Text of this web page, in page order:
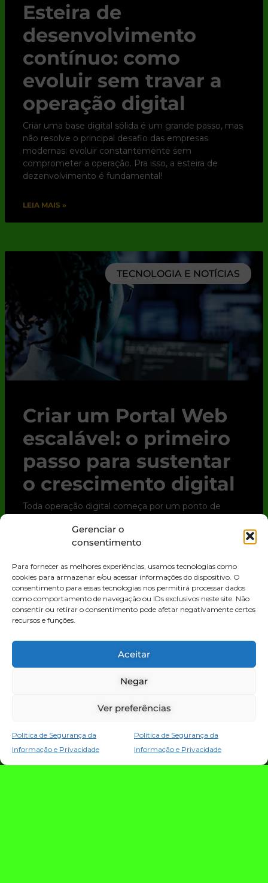
Gerenciar o
consentimento
Para fornecer as melhores experiências, usamos tecnologias como
cookies para armazenar e/ou acessar informações do dispositivo. O
consentimento para essas tecnologias nos permitirá processar dados
como comportamento de navegação ou IDs exclusivos neste site. Não
consentir ou retirar o consentimento pode afetar negativamente certos
recursos e funções.
Aceitar
Negar
Ver preferências
Política de Segurança da
Informação e Privacidade
Política de Segurança da
Informação e Privacidade
Esteira de
desenvolvimento
contínuo: como
evoluir sem travar a
operação digital
Criar uma base digital sólida é um grande passo, mas
não resolve o principal desafio das empresas
modernas: evoluir constantemente sem
comprometer a operação. Pra isso, a esteira de
dezenvolvimento é fundamental!
LEIA MAIS »
TECNOLOGIA E NOTÍCIAS
Criar um Portal Web
escalável: o primeiro
passo para sustentar
o crescimento digital
Toda operação digital começa por um ponto de
interno, esse ponto quase sempre é o Portal Web.
Trata-se de uma solução digital que
LEIA MAIS »
TECNOLOGIA E NOTÍCIAS